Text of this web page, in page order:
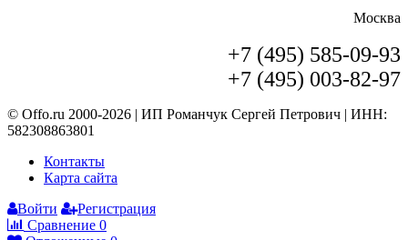
Москва
+7 (495) 585-09-93
+7 (495) 003-82-97
© Offo.ru 2000-2026 | ИП Романчук Сергей Петрович | ИНН:
582308863801
Контакты
Карта сайта
Войти
Регистрация
Сравнение 0